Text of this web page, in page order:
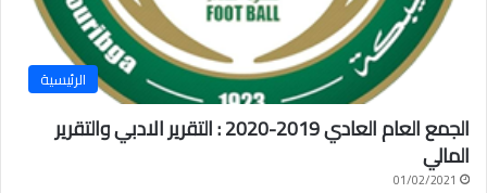
الرئيسية
الجمع العام العادي 2019-2020 : التقرير الادبي والتقرير
المالي
01/02/2021